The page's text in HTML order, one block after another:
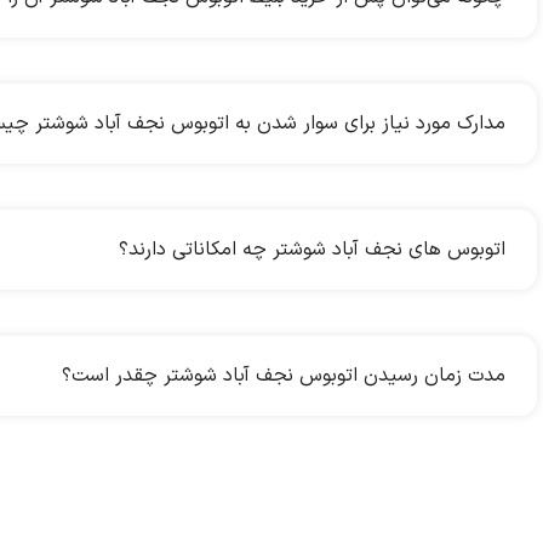
مدارک مورد نیاز برای سوار شدن به اتوبوس نجف آباد شوشتر
اتوبوس های نجف آباد شوشتر چه امکاناتی دارند؟
مدت زمان رسیدن اتوبوس نجف آباد شوشتر چقدر است؟